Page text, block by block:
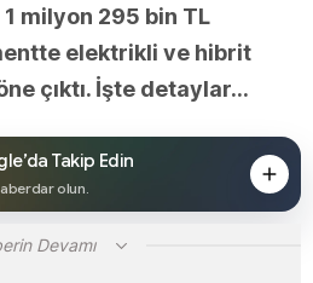
milyon 295 bin TL
elektrikli ve hibrit
çıktı. İşte detaylar...
Takip Edin
olun.
Devamı